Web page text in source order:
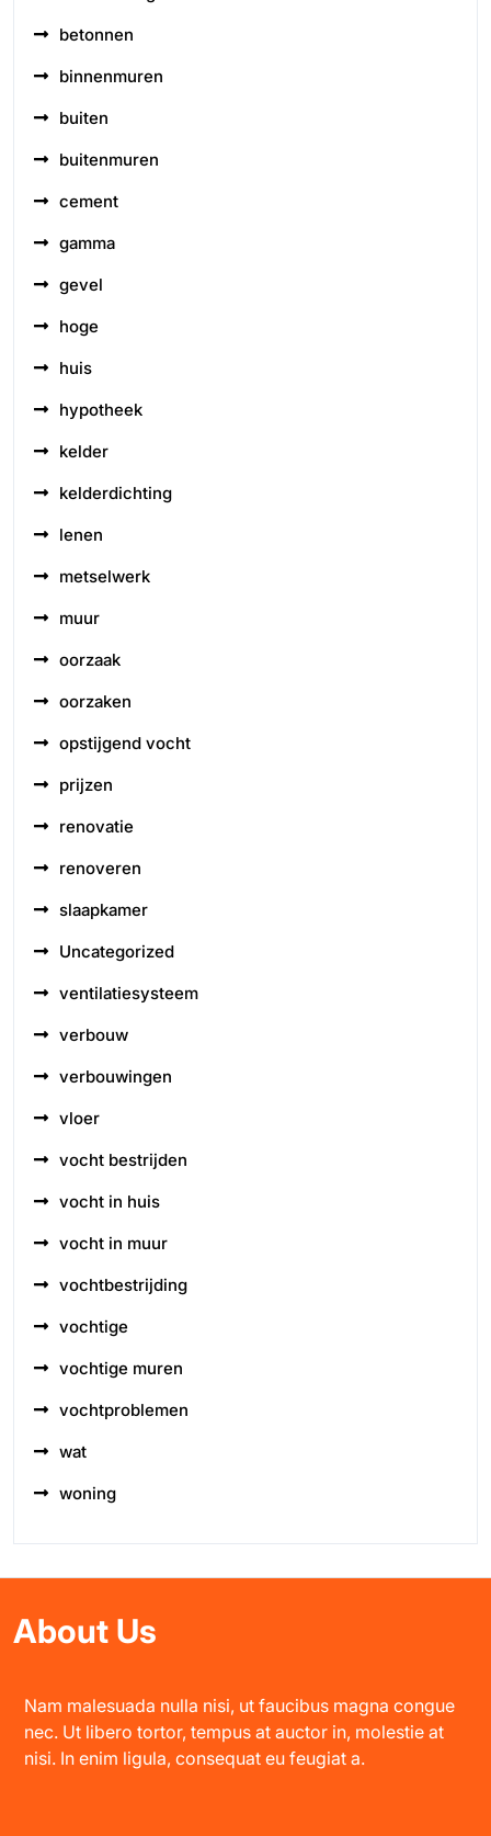
betonnen
binnenmuren
buiten
buitenmuren
cement
gamma
gevel
hoge
huis
hypotheek
kelder
kelderdichting
lenen
metselwerk
muur
oorzaak
oorzaken
opstijgend vocht
prijzen
renovatie
renoveren
slaapkamer
Uncategorized
ventilatiesysteem
verbouw
verbouwingen
vloer
vocht bestrijden
vocht in huis
vocht in muur
vochtbestrijding
vochtige
vochtige muren
vochtproblemen
wat
woning
About Us
Nam malesuada nulla nisi, ut faucibus magna congue
nec. Ut libero tortor, tempus at auctor in, molestie at
nisi. In enim ligula, consequat eu feugiat a.